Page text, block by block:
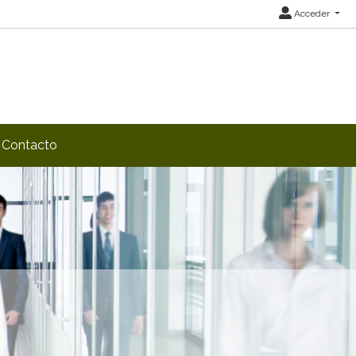
Acceder
Contacto